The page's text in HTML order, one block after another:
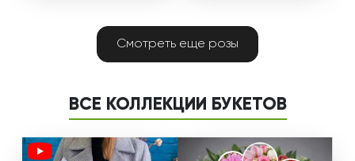
Смотреть еще розы
ВСЕ КОЛЛЕКЦИИ БУКЕТОВ